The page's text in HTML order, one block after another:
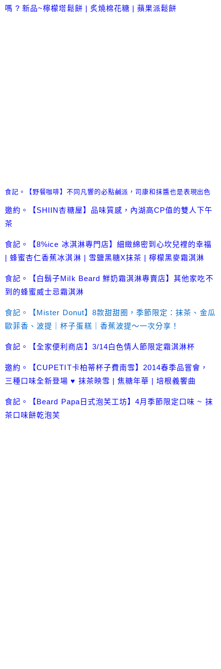
嗎 ? 新品~檸檬塔鬆餅 | 炙燒棉花糖 | 蘋果派鬆餅
食記。【野餐咖啡】不同凡響的必點鹹派，司康和抹醬也是表現出色
邀約。【SHIIN杏糖屋】品味質感，內湖高CP值的雙人下午
茶
食記。【8%ice 冰淇淋專門店】細緻綿密到心坎兒裡的幸福
| 蜂蜜杏仁香蕉冰淇淋 | 雪鹽黑糖X抹茶 | 檸檬黑麥霜淇淋
食記。【白鬍子Milk Beard 鮮奶霜淇淋專賣店】其他家吃不
到的蜂蜜威士忌霜淇淋
食記。【Mister Donut】8款甜甜圈，季節限定：抹茶、金瓜
歐菲香、波提｜杯子蛋糕｜香蕉波提～一次分享！
食記。【全家便利商店】3/14白色情人節限定霜淇淋杯
邀約。【CUPETIT卡柏蒂杯子費南雪】2014春季品嘗會，
三種口味全新登場 ♥ 抹茶映雪 | 焦糖年華 | 培根義饗曲
食記。【Beard Papa日式泡芙工坊】4月季節限定口味 ~ 抹
茶口味餅乾泡芙